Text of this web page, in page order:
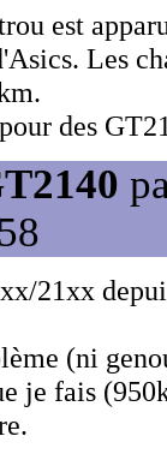
est
Les
des
21xx
(ni
je fais